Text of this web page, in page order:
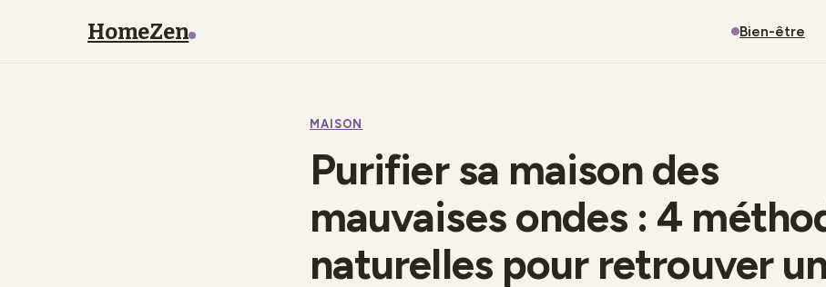
HomeZen Bien-être
MAISON
Purifier sa maison des
mauvaises ondes : 4
naturelles pour retrouver